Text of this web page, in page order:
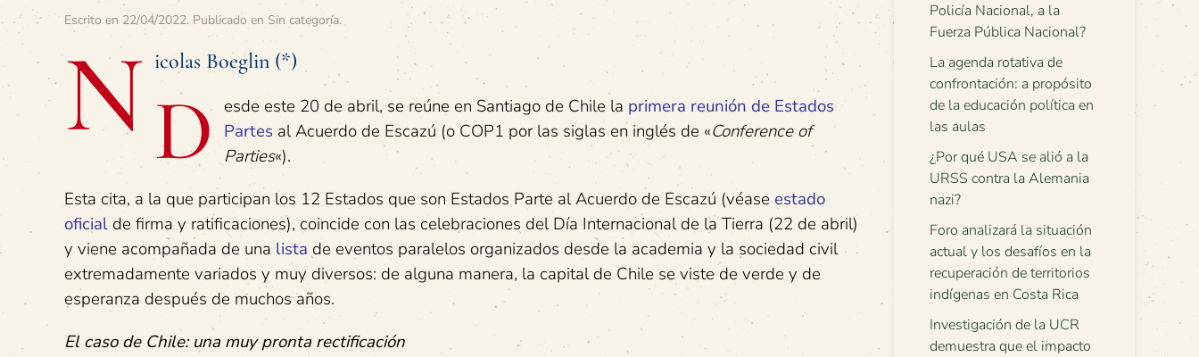
Escrito en 22/04/2022. Publicado en Sin categoría.
N icolas Boeglin (*)
D esde este 20 de abril, se reúne en Santiago de Chile la primera reunión de Estados
Partes al Acuerdo de Escazú (o COP1 por las siglas en inglés de «Conference of
Parties«).
Esta cita, a la que participan los 12 Estados que son Estados Parte al Acuerdo de Escazú (véase estado
oficial de firma y ratificaciones), coincide con las celebraciones del Día Internacional de la Tierra (22 de abril)
y viene acompañada de una lista de eventos paralelos organizados desde la academia y la sociedad civil
extremadamente variados y muy diversos: de alguna manera, la capital de Chile se viste de verde y de
esperanza después de muchos años.
El caso de Chile: una muy pronta rectificación
Policía Nacional, a la
Fuerza Pública Nacional?
La agenda rotativa de
confrontación: a propósito
de la educación política en
las aulas
¿Por qué USA se alió a la
URSS contra la Alemania
nazi?
Foro analizará la situación
actual y los desafíos en la
recuperación de territorios
indígenas en Costa Rica
Investigación de la UCR
demuestra que el impacto